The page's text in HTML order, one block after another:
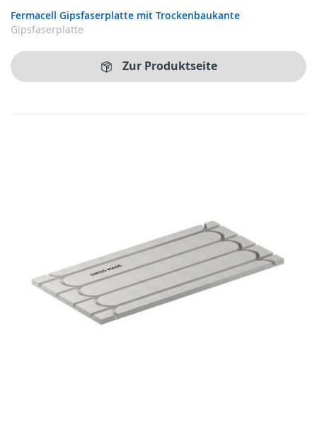
Fermacell Gipsfaserplatte mit Trockenbaukante
Gipsfaserplatte
Zur Produktseite